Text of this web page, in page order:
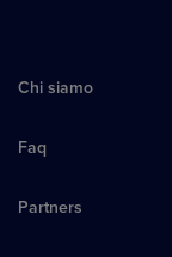
Chi siamo
Faq
Partners